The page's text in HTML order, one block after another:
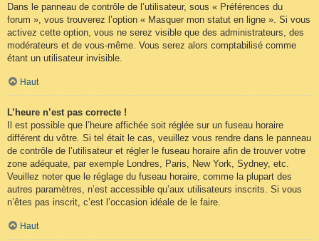
Dans le panneau de contrôle de l’utilisateur, sous « Préférences du
forum », vous trouverez l’option « Masquer mon statut en ligne ». Si vous
activez cette option, vous ne serez visible que des administrateurs, des
modérateurs et de vous-même. Vous serez alors comptabilisé comme
étant un utilisateur invisible.
Haut
L’heure n’est pas correcte !
Il est possible que l’heure affichée soit réglée sur un fuseau horaire
différent du vôtre. Si tel était le cas, veuillez vous rendre dans le panneau
de contrôle de l’utilisateur et régler le fuseau horaire afin de trouver votre
zone adéquate, par exemple Londres, Paris, New York, Sydney, etc.
Veuillez noter que le réglage du fuseau horaire, comme la plupart des
autres paramètres, n’est accessible qu’aux utilisateurs inscrits. Si vous
n’êtes pas inscrit, c’est l’occasion idéale de le faire.
Haut